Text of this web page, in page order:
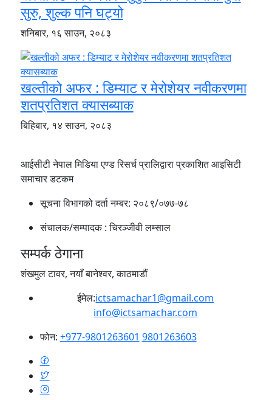
सुरु, शुल्क पनि घट्यो
शनिबार, १६ साउन, २०८३
खल्तीको अफर : डिम्याट र मेरोशेयर नवीकरणमा
शतप्रतिशत क्यासब्याक
बिहिबार, १४ साउन, २०८३
आईसीटी नेपाल मिडिया एण्ड रिसर्च प्रालिद्वारा प्रकाशित आइसिटी
समाचार डटकम
सूचना विभागको दर्ता नम्बर: २०८९/०७७-७८
संचालक/सम्पादक :चिरञ्जीवी लम्साल
सम्पर्क ठेगाना
शंखमुल टावर, नयाँ बानेश्वर, काठमाडौं
ईमेल:ictsamachar1@gmail.com
info@ictsamachar.com
फोन: +977-9801263601 9801263603